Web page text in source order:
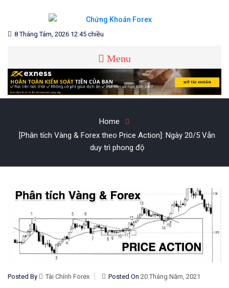
content
CHỨNG KHOÁN FOREX
Blog chia sẻ về Chứng Khoán và Forex
8 Tháng Tám, 2026 12:45 chiều
Menu
Home
[Phân tích Vàng & Forex theo Price Action]: Ngày 20/5 Vẫn
duy trì phong độ
Posted By Tài Chính Forex Posted On 20 Tháng Năm, 2021